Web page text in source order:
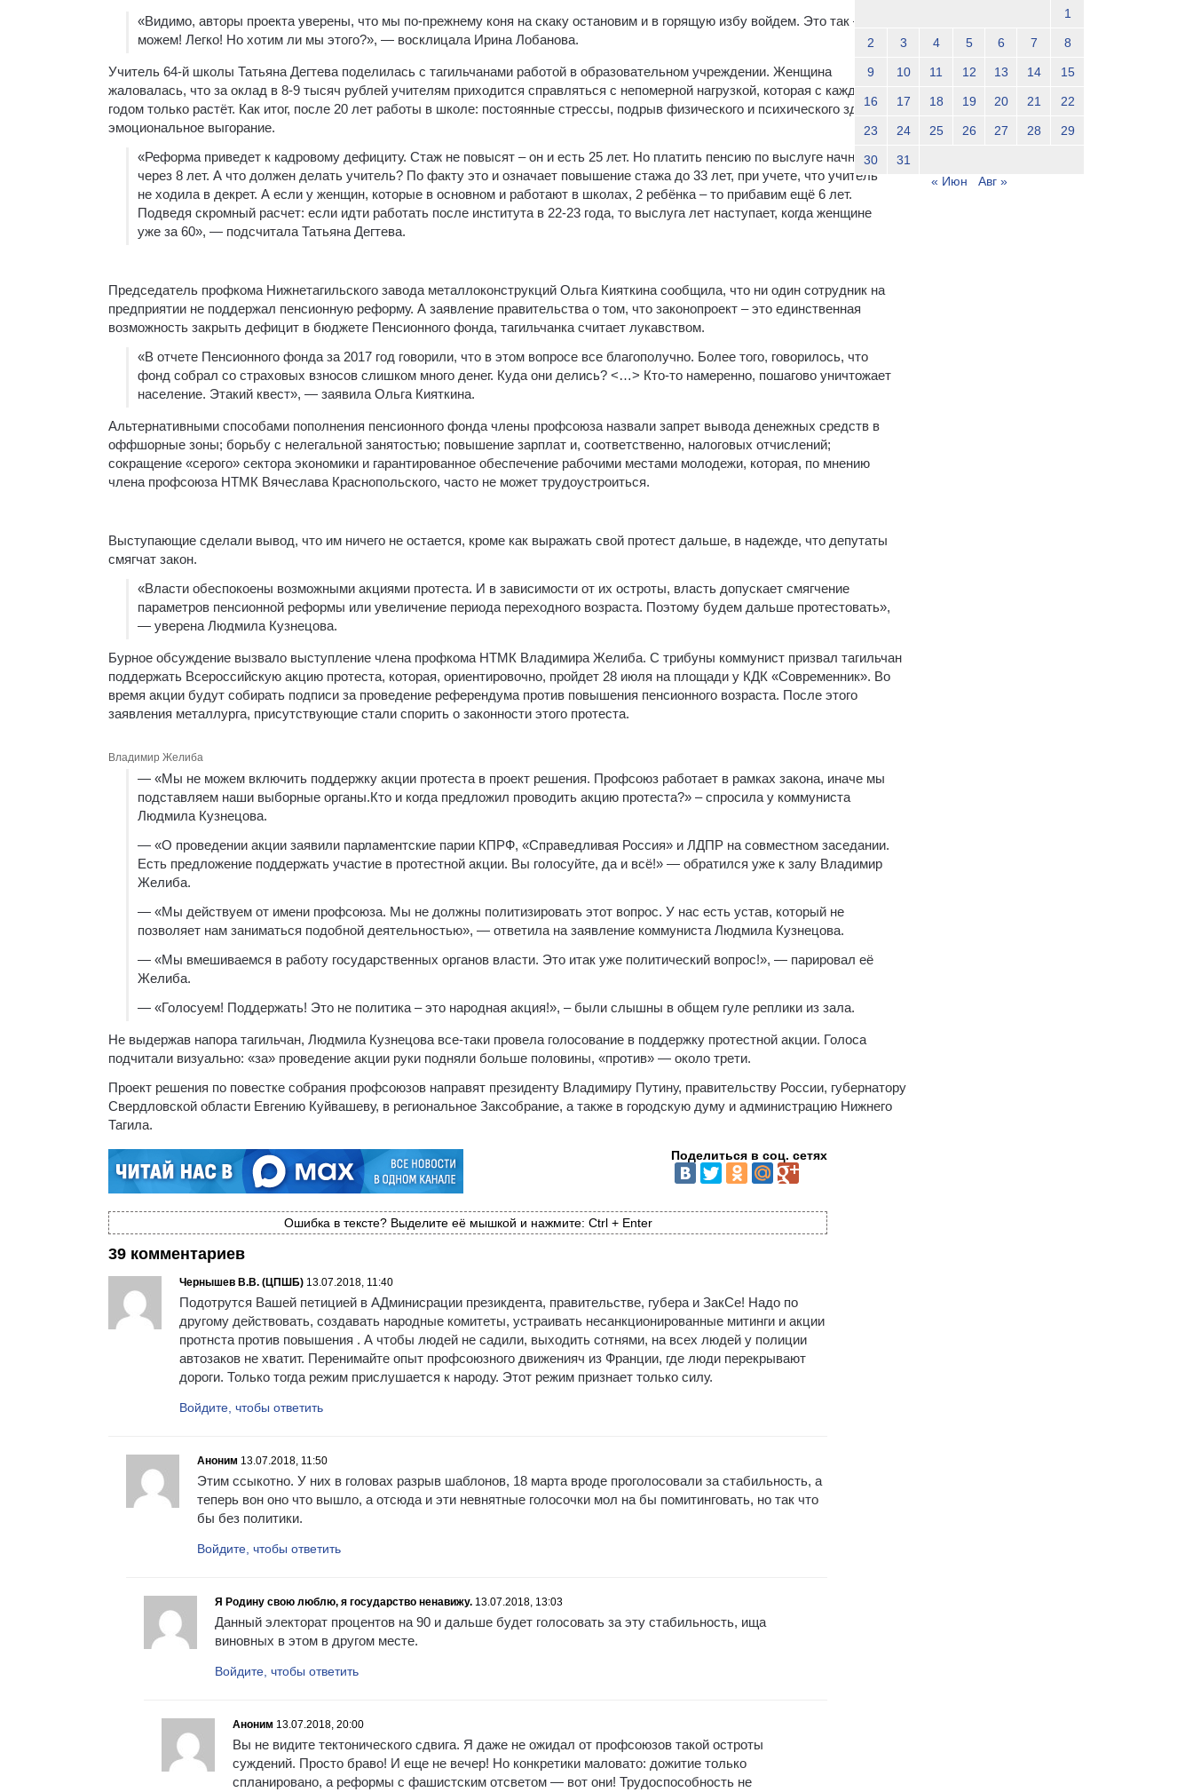
«Видимо, авторы проекта уверены, что мы по-прежнему коня на скаку остановим и в горящую избу войдем. Это так –
можем! Легко! Но хотим ли мы этого?», — восклицала Ирина Лобанова.
Учитель 64-й школы Татьяна Дегтева поделилась с тагильчанами работой в образовательном учреждении. Женщина
жаловалась, что за оклад в 8-9 тысяч рублей учителям приходится справляться с непомерной нагрузкой, которая с каждым
годом только растёт. Как итог, после 20 лет работы в школе: постоянные стрессы, подрыв физического и психического здоровья,
эмоциональное выгорание.
«Реформа приведет к кадровому дефициту. Стаж не повысят – он и есть 25 лет. Но платить пенсию по выслуге начнут
через 8 лет. А что должен делать учитель? По факту это и означает повышение стажа до 33 лет, при учете, что учитель
не ходила в декрет. А если у женщин, которые в основном и работают в школах, 2 ребёнка – то прибавим ещё 6 лет.
Подведя скромный расчет: если идти работать после института в 22-23 года, то выслуга лет наступает, когда женщине
уже за 60», — подсчитала Татьяна Дегтева.
Председатель профкома Нижнетагильского завода металлоконструкций Ольга Кияткина сообщила, что ни один сотрудник на
предприятии не поддержал пенсионную реформу. А заявление правительства о том, что законопроект – это единственная
возможность закрыть дефицит в бюджете Пенсионного фонда, тагильчанка считает лукавством.
«В отчете Пенсионного фонда за 2017 год говорили, что в этом вопросе все благополучно. Более того, говорилось, что
фонд собрал со страховых взносов слишком много денег. Куда они делись? <…> Кто-то намеренно, пошагово уничтожает
население. Этакий квест», — заявила Ольга Кияткина.
Альтернативными способами пополнения пенсионного фонда члены профсоюза назвали запрет вывода денежных средств в
оффшорные зоны; борьбу с нелегальной занятостью; повышение зарплат и, соответственно, налоговых отчислений;
сокращение «серого» сектора экономики и гарантированное обеспечение рабочими местами молодежи, которая, по мнению
члена профсоюза НТМК Вячеслава Краснопольского, часто не может трудоустроиться.
Выступающие сделали вывод, что им ничего не остается, кроме как выражать свой протест дальше, в надежде, что депутаты
смягчат закон.
«Власти обеспокоены возможными акциями протеста. И в зависимости от их остроты, власть допускает смягчение
параметров пенсионной реформы или увеличение периода переходного возраста. Поэтому будем дальше протестовать»,
— уверена Людмила Кузнецова.
Бурное обсуждение вызвало выступление члена профкома НТМК Владимира Желиба. С трибуны коммунист призвал тагильчан
поддержать Всероссийскую акцию протеста, которая, ориентировочно, пройдет 28 июля на площади у КДК «Современник». Во
время акции будут собирать подписи за проведение референдума против повышения пенсионного возраста. После этого
заявления металлурга, присутствующие стали спорить о законности этого протеста.
Владимир Желиба
— «Мы не можем включить поддержку акции протеста в проект решения. Профсоюз работает в рамках закона, иначе мы
подставляем наши выборные органы.Кто и когда предложил проводить акцию протеста?» – спросила у коммуниста
Людмила Кузнецова.
— «О проведении акции заявили парламентские парии КПРФ, «Справедливая Россия» и ЛДПР на совместном заседании.
Есть предложение поддержать участие в протестной акции. Вы голосуйте, да и всё!» — обратился уже к залу Владимир
Желиба.
— «Мы действуем от имени профсоюза. Мы не должны политизировать этот вопрос. У нас есть устав, который не
позволяет нам заниматься подобной деятельностью», — ответила на заявление коммуниста Людмила Кузнецова.
— «Мы вмешиваемся в работу государственных органов власти. Это итак уже политический вопрос!», — парировал её
Желиба.
— «Голосуем! Поддержать! Это не политика – это народная акция!», – были слышны в общем гуле реплики из зала.
Не выдержав напора тагильчан, Людмила Кузнецова все-таки провела голосование в поддержку протестной акции. Голоса
подчитали визуально: «за» проведение акции руки подняли больше половины, «против» — около трети.
Проект решения по повестке собрания профсоюзов направят президенту Владимиру Путину, правительству России, губернатору
Свердловской области Евгению Куйвашеву, в региональное Заксобрание, а также в городскую думу и администрацию Нижнего
Тагила.
Поделиться в соц. сетях
Ошибка в тексте? Выделите её мышкой и нажмите: Ctrl + Enter
39 комментариев
Чернышев В.В. (ЦПШБ) 13.07.2018, 11:40
Подотрутся Вашей петицией в АДминисрации презикдента, правительстве, губера и ЗакСе! Надо по
другому действовать, создавать народные комитеты, устраивать несанкционированные митинги и акции
протнста против повышения . А чтобы людей не садили, выходить сотнями, на всех людей у полиции
автозаков не хватит. Перенимайте опыт профсоюзного движенияч из Франции, где люди перекрывают
дороги. Только тогда режим прислушается к народу. Этот режим признает только силу.
Войдите, чтобы ответить
Аноним 13.07.2018, 11:50
Этим ссыкотно. У них в головах разрыв шаблонов, 18 марта вроде проголосовали за стабильность, а
теперь вон оно что вышло, а отсюда и эти невнятные голосочки мол на бы помитинговать, но так что
бы без политики.
Войдите, чтобы ответить
Я Родину свою люблю, я государство ненавижу. 13.07.2018, 13:03
Данный электорат процентов на 90 и дальше будет голосовать за эту стабильность, ища
виновных в этом в другом месте.
Войдите, чтобы ответить
Аноним 13.07.2018, 20:00
Вы не видите тектонического сдвига. Я даже не ожидал от профсоюзов такой остроты
суждений. Просто браво! И еще не вечер! Но конкретики маловато: дожитие только
спланировано, а реформы с фашистским отсветом — вот они! Трудоспособность не
1
2 3 4 5 6 7 8
9 10 11 12 13 14 15
16 17 18 19 20 21 22
23 24 25 26 27 28 29
30
31
« Июн
Авг »